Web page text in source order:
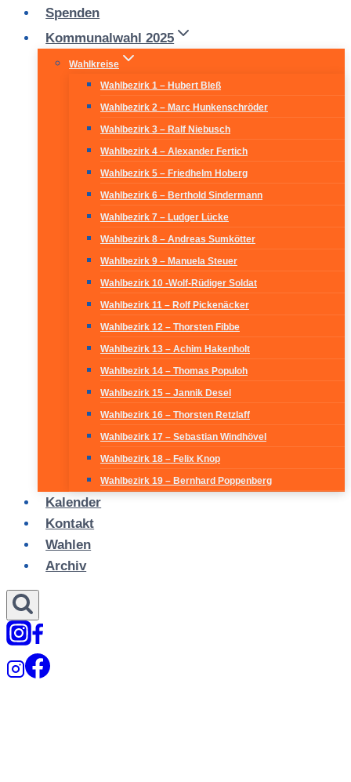
Spenden
Kommunalwahl 2025
Wahlkreise
Wahlbezirk 1 – Hubert Bleß
Wahlbezirk 2 – Marc Hunkenschröder
Wahlbezirk 3 – Ralf Niebusch
Wahlbezirk 4 – Alexander Fertich
Wahlbezirk 5 – Friedhelm Hoberg
Wahlbezirk 6 – Berthold Sindermann
Wahlbezirk 7 – Ludger Lücke
Wahlbezirk 8 – Andreas Sumkötter
Wahlbezirk 9 – Manuela Steuer
Wahlbezirk 10 -Wolf-Rüdiger Soldat
Wahlbezirk 11 – Rolf Pickenäcker
Wahlbezirk 12 – Thorsten Fibbe
Wahlbezirk 13 – Achim Hakenholt
Wahlbezirk 14 – Thomas Populoh
Wahlbezirk 15 – Jannik Desel
Wahlbezirk 16 – Thorsten Retzlaff
Wahlbezirk 17 – Sebastian Windhövel
Wahlbezirk 18 – Felix Knop
Wahlbezirk 19 – Bernhard Poppenberg
Kalender
Kontakt
Wahlen
Archiv